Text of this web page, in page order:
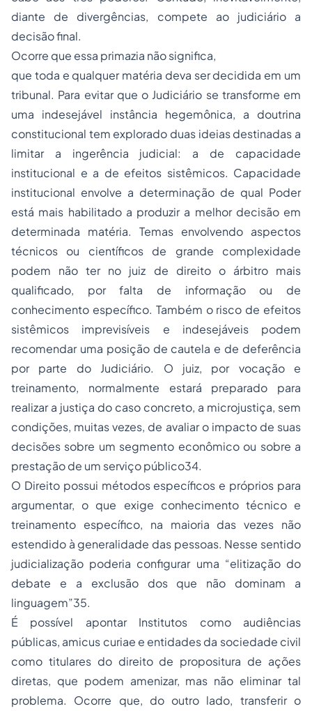
diante de divergências, compete ao judiciário a
decisão final.
Ocorre que essa primazia não significa,
que toda e qualquer matéria deva ser decidida em um
tribunal. Para evitar que o Judiciário se transforme em
uma indesejável instância hegemônica, a doutrina
constitucional tem explorado duas ideias destinadas a
limitar a ingerência judicial: a de capacidade
institucional e a de efeitos sistêmicos. Capacidade
institucional envolve a determinação de qual Poder
está mais habilitado a produzir a melhor decisão em
determinada matéria. Temas envolvendo aspectos
técnicos ou científicos de grande complexidade
podem não ter no juiz de direito o árbitro mais
qualificado, por falta de informação ou de
conhecimento específico. Também o risco de efeitos
sistêmicos imprevisíveis e indesejáveis podem
recomendar uma posição de cautela e de deferência
por parte do Judiciário. O juiz, por vocação e
treinamento, normalmente estará preparado para
realizar a justiça do caso concreto, a microjustiça, sem
condições, muitas vezes, de avaliar o impacto de suas
decisões sobre um segmento econômico ou sobre a
prestação de um serviço público34.
O Direito possui métodos específicos e próprios para
argumentar, o que exige conhecimento técnico e
treinamento específico, na maioria das vezes não
estendido à generalidade das pessoas. Nesse sentido
judicialização poderia configurar uma “elitização do
debate e a exclusão dos que não dominam a
linguagem”35.
É possível apontar Institutos como audiências
públicas, amicus curiae e entidades da sociedade civil
como titulares do direito de propositura de ações
diretas, que podem amenizar, mas não eliminar tal
problema. Ocorre que, do outro lado, transferir o